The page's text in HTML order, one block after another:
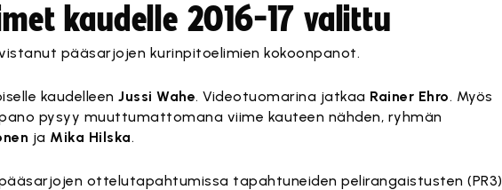
kaudelle 2016-17 valittu
pääsarjojen kurinpitoelimien kokoonpanot.
kaudelleenJussi Wahe. Videotuomarina jatkaa Rainer Ehro. Myös
pysyy muuttumattomana viime kauteen nähden, ryhmän
ja Mika Hilska.
ottelutapahtumissa tapahtuneiden pelirangaistusten (PR3)